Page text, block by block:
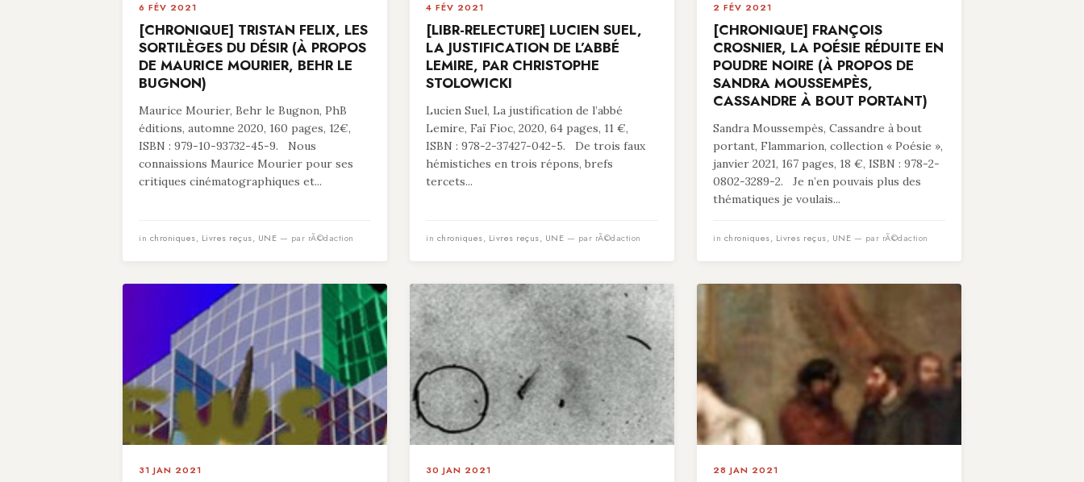
6 FÉV 2021
[CHRONIQUE] TRISTAN FELIX, LES
SORTILÈGES DU DÉSIR (À PROPOS
DE MAURICE MOURIER, BEHR LE
BUGNON)
Maurice Mourier, Behr le Bugnon, PhB
éditions, automne 2020, 160 pages, 12€,
ISBN : 979-10-93732-45-9. Nous
connaissions Maurice Mourier pour ses
critiques cinématographiques et...
in chroniques, Livres reçus, UNE — par rÃ©daction
4 FÉV 2021
[LIBR-RELECTURE] LUCIEN SUEL,
LA JUSTIFICATION DE L’ABBÉ
LEMIRE, PAR CHRISTOPHE
STOLOWICKI
Lucien Suel, La justification de l’abbé
Lemire, Faï Fioc, 2020, 64 pages, 11 €,
ISBN : 978-2-37427-042-5. De trois faux
hémistiches en trois répons, brefs
tercets...
in chroniques, Livres reçus, UNE — par rÃ©daction
2 FÉV 2021
[CHRONIQUE] FRANÇOIS
CROSNIER, LA POÉSIE RÉDUITE EN
POUDRE NOIRE (À PROPOS DE
SANDRA MOUSSEMPÈS,
CASSANDRE À BOUT PORTANT)
Sandra Moussempès, Cassandre à bout
portant, Flammarion, collection « Poésie »,
janvier 2021, 167 pages, 18 €, ISBN : 978-2-
0802-3289-2. Je n’en pouvais plus des
thématiques je voulais...
in chroniques, Livres reçus, UNE — par rÃ©daction
31 JAN 2021 30 JAN 2021 28 JAN 2021